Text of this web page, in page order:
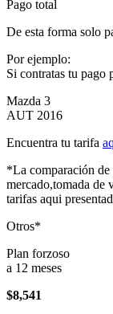
Pago total
De esta forma solo
Por ejemplo:
Si contratas tu pago
Mazda 3
AUT 2016
Encuentra tu tarifa
*La comparación de
mercado,tomada de
tarifas aqui
Otros*
Plan forzoso
a 12 meses
$8,541